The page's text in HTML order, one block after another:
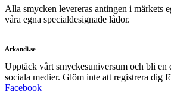
Alla smycken levereras antingen i märkets
våra egna specialdesignade lådor.
Arkandi.se
Upptäck vårt smyckesuniversum och bli en
sociala medier. Glöm inte att registrera dig
Facebook